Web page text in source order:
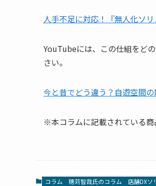
人手不足に対応！『無人化ソリ
YouTubeには、この仕組をど
さい。
今と昔でどう違う？自遊空間
※本コラムに記載されている
コラム 穂苅智哉氏のコラム 店舗DXソ